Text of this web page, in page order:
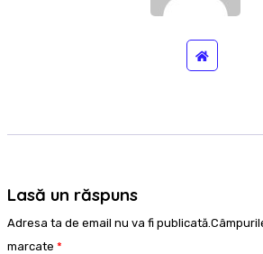
WebSite
Lasă un răspuns
Adresa ta de email nu va fi
marcate *